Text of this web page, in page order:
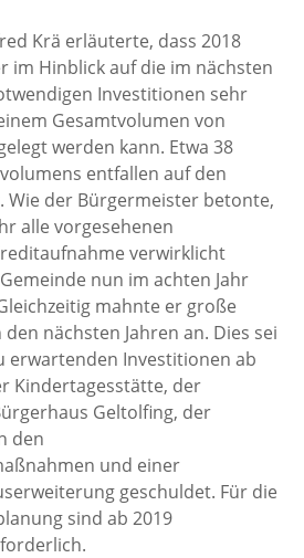
Krä erläuterte, dass 2018
im Hinblick auf die im nächsten
Investitionen sehr
Gesamtvolumen von
werden kann. Etwa 38
entfallen auf den
Wie der Bürgermeister betonte,
alle vorgesehenen
verwirklicht
nun im achten Jahr
mahnte er große
nächsten Jahren an. Dies sei
erwartenden Investitionen ab
Kindertagesstätte, der
Geltolfing, der
den
und einer
geschuldet. Für die
sind ab 2019